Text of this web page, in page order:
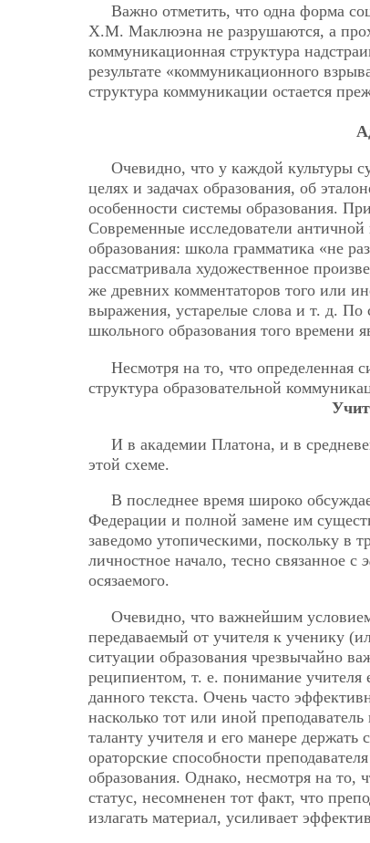
Важно отметить, что одна форма
Х.М. Маклюэна не разрушаются, а
коммуникационная структура
результате «коммуникационного
структура коммуникации остается
Очевидно, что у каждой культуры
целях и задачах образования, об
особенности системы образования.
Современные исследователи
образования: школа грамматика «не
рассматривала художественное
же древних комментаторов того или
выражения, устарелые слова и т. д. По
школьного образования того времени
Несмотря на то, что определенная
структура образовательной
И в академии Платона, и в
этой схеме.
В последнее время широко
Федерации и полной замене им
заведомо утопическими, поскольку в
личностное начало, тесно связанное с
осязаемого.
Очевидно, что важнейшим
передаваемый от учителя к ученику
ситуации образования чрезвычайно
реципиентом, т. е. понимание
данного текста. Очень часто
насколько тот или иной
таланту учителя и его манере
ораторские способности
образования. Однако, несмотря на то,
статус, несомненен тот факт, что
излагать материал, усиливает